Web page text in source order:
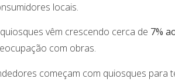
locais.
vêm crescendo cerca de 7%
com obras.
começam com quiosques para